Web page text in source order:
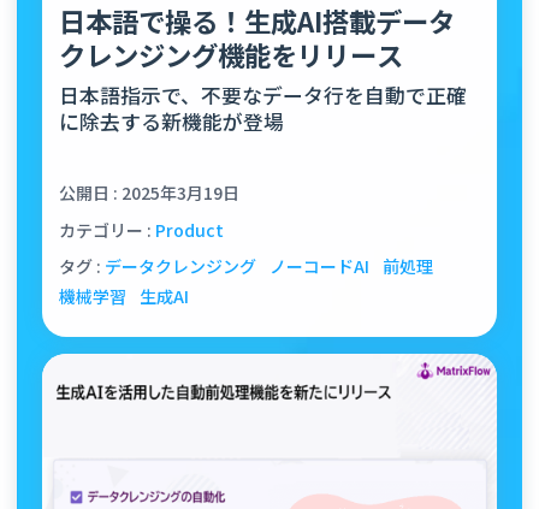
日本語で操る！生成AI搭載データ
クレンジング機能をリリース
日本語指示で、不要なデータ行を自動で正確
に除去する新機能が登場
公開日 : 2025年3月19日
カテゴリー : Product
タグ : データクレンジング ノーコードAI
前処理
機械学習
生成AI